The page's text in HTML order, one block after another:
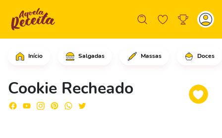
Início Salgadas Massas Doces
Cookie Recheado
Comece adicionando o chocolate